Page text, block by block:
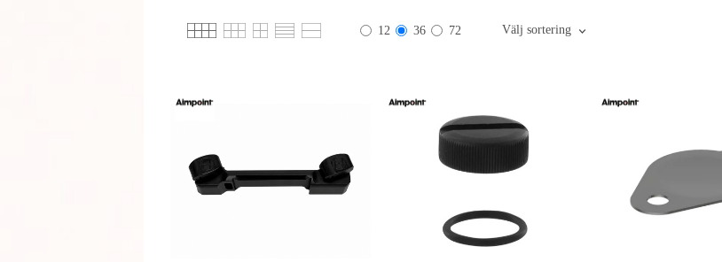
12 36 72 Välj sortering